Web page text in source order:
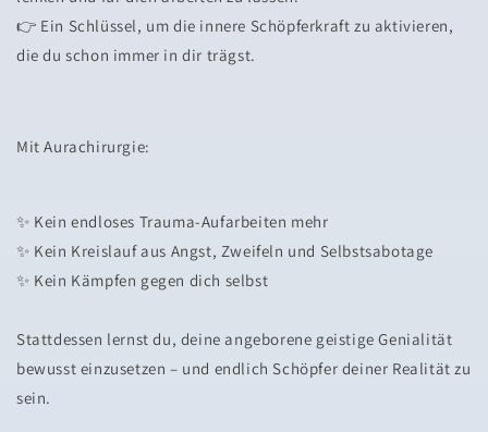
👉 Ein Schlüssel, um die innere Schöpferkraft zu aktivieren,
die du schon immer in dir trägst.
Mit Aurachirurgie:
✨ Kein endloses Trauma-Aufarbeiten mehr
✨ Kein Kreislauf aus Angst, Zweifeln und Selbstsabotage
✨ Kein Kämpfen gegen dich selbst
Stattdessen lernst du, deine angeborene geistige Genialität
bewusst einzusetzen – und endlich Schöpfer deiner Realität zu
sein.